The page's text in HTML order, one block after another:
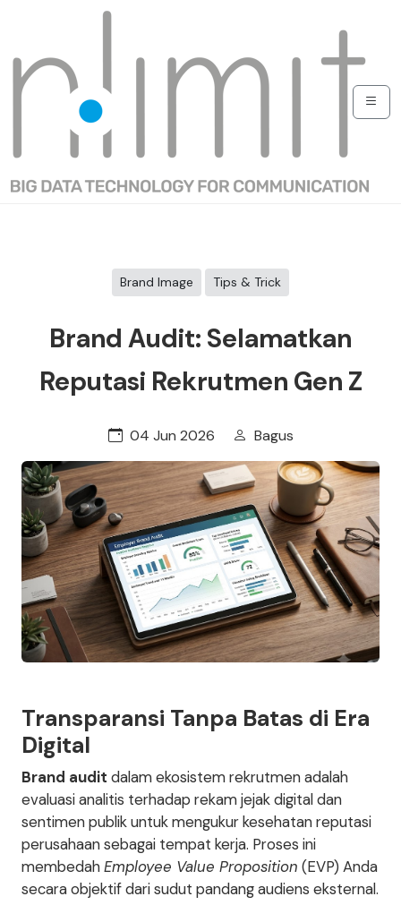
Brand Image Tips & Trick
Brand Audit: Selamatkan
Reputasi Rekrutmen Gen Z
04 Jun 2026 Bagus
Transparansi Tanpa Batas di Era
Digital
Brand audit dalam ekosistem rekrutmen adalah
evaluasi analitis terhadap rekam jejak digital dan
sentimen publik untuk mengukur kesehatan reputasi
perusahaan sebagai tempat kerja. Proses ini
membedahEmployee Value Proposition (EVP) Anda
secara objektif dari sudut pandang audiens eksternal.